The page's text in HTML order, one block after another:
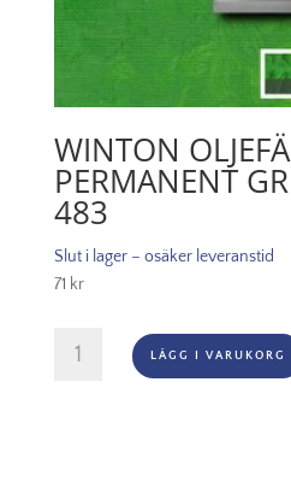
WINTON
PERMANENT
483
Slut i lager – osäker leveranstid
71 kr
Winton
Oljefärg
LÄGG I VARUKORG